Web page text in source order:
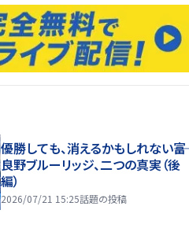
優勝しても、消えるかもしれない――富
良野ブルーリッジ、二つの真実（後
編）
2026/07/21 15:25話題の投稿